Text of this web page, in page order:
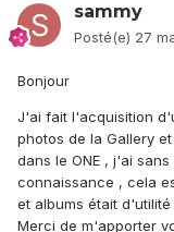
sammy
Posté(e) 27
Bonjour
J'ai fait l'acquisition
photos de la Gallery
dans le ONE , j'ai
connaissance , cela
et albums était
Merci de m'apporter